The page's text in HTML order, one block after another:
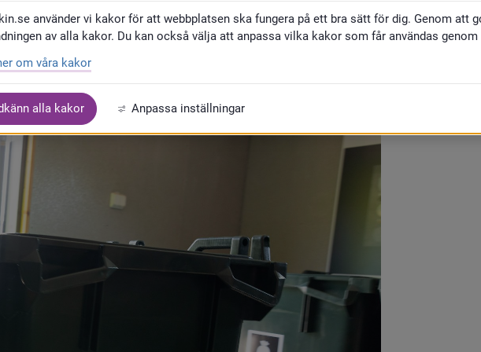
då att hanteras på samma sätt som för
använder vi kakor för att webbplatsen ska fungera på ett bra sätt för dig. Genom att
av alla kakor. Du kan också välja att anpassa vilka kakor som får användas
om våra kakor
alla kakor Anpassa inställningar